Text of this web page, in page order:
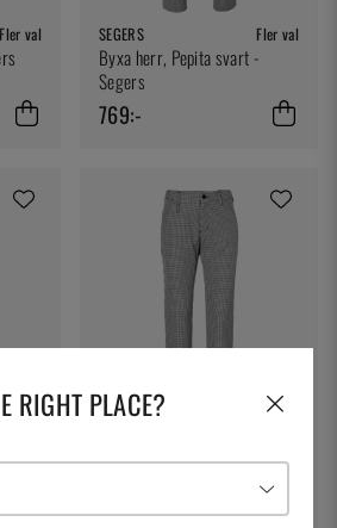
Fler val SEGERS Fler val
Byxa herr, Pepita svart -
Segers
769:-
769:-
RIGHT PLACE?